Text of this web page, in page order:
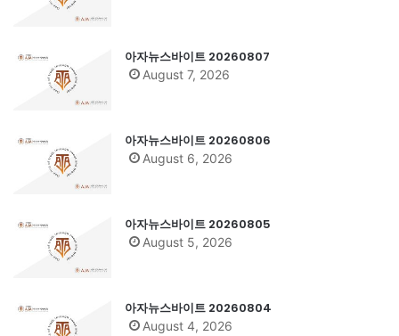
아자뉴스바이트 20260807
August 7, 2026
아자뉴스바이트 20260806
August 6, 2026
아자뉴스바이트 20260805
August 5, 2026
아자뉴스바이트 20260804
August 4, 2026